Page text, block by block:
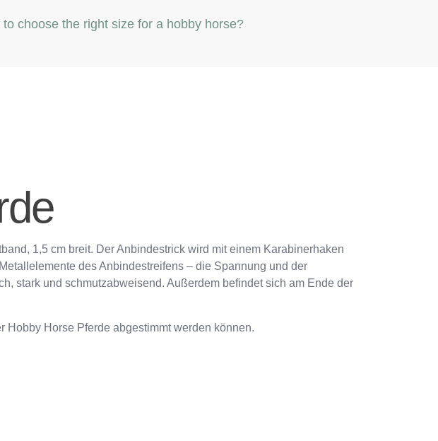
to choose the right size for a hobby horse?
1,5 cm breit. Der Anbindestrick wird mit einem Karabinerhaken
des Anbindestreifens – die Spannung und der
stark und schmutzabweisend. Außerdem befindet sich am Ende der
Hobby Horse Pferde abgestimmt werden können.